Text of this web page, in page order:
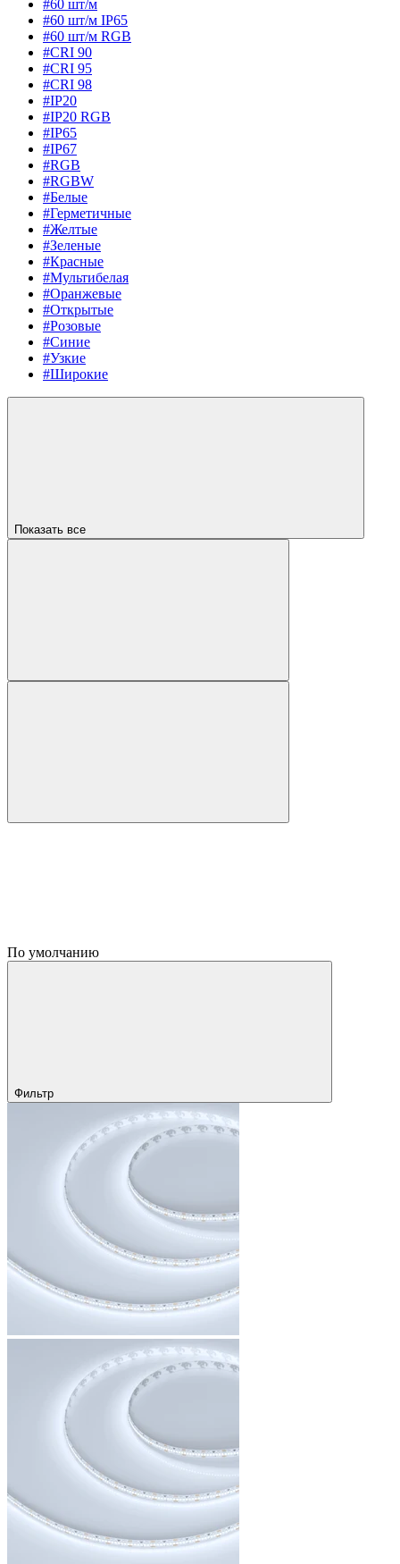
#60 шт/м
#60 шт/м IP65
#60 шт/м RGB
#CRI 90
#CRI 95
#CRI 98
#IP20
#IP20 RGB
#IP65
#IP67
#RGB
#RGBW
#Белые
#Герметичные
#Желтые
#Зеленые
#Красные
#Мультибелая
#Оранжевые
#Открытые
#Розовые
#Синие
#Узкие
#Широкие
Показать все
По умолчанию
Фильтр